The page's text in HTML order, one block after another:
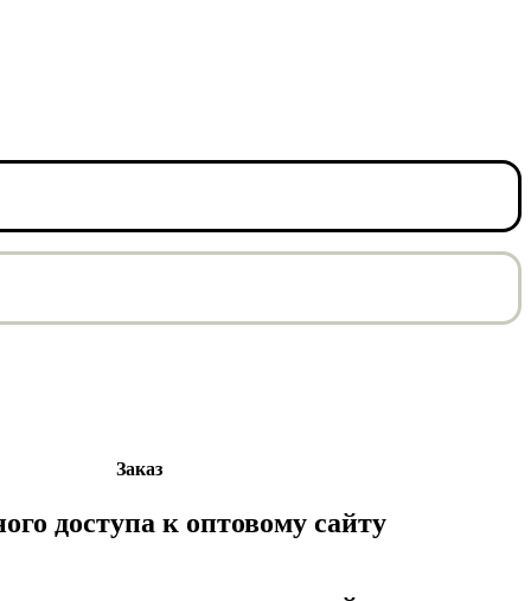
Заказ
доступа к оптовому сайту